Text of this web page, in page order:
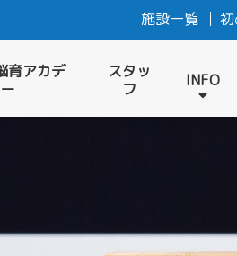
施設一覧
育アカデ
スタッ
フ
INFO